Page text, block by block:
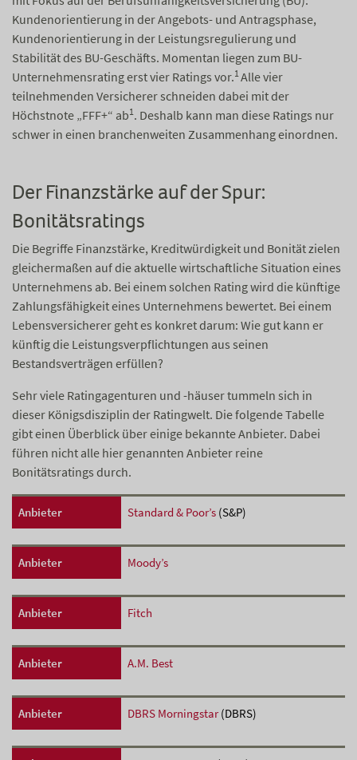
Kundenorientierung in der Angebots- und Antragsphase,
Kundenorientierung in der Leistungsregulierung und
Stabilität des BU-Geschäfts. Momentan liegen zum BU-
Unternehmensrating erst vier Ratings vor.1Alle vier
teilnehmenden Versicherer schneiden dabei mit der
Höchstnote „FFF+“ ab1. Deshalb kann man diese Ratings nur
schwer in einen branchenweiten Zusammenhang einordnen.
Der Finanzstärke auf der Spur:
Bonitätsratings
Die Begriffe Finanzstärke, Kreditwürdigkeit und Bonität zielen
gleichermaßen auf die aktuelle wirtschaftliche Situation eines
Unternehmens ab. Bei einem solchen Rating wird die künftige
Zahlungsfähigkeit eines Unternehmens bewertet. Bei einem
Lebensversicherer geht es konkret darum: Wie gut kann er
künftig die Leistungsverpflichtungen aus seinen
Bestandsverträgen erfüllen?
Sehr viele Ratingagenturen und -häuser tummeln sich in
dieser Königsdisziplin der Ratingwelt. Die folgende Tabelle
gibt einen Überblick über einige bekannte Anbieter. Dabei
führen nicht alle hier genannten Anbieter reine
Bonitätsratings durch.
Anbieter Standard & Poor’s (S&P)
Anbieter Moody’s
Anbieter Fitch
Anbieter A.M. Best
Anbieter DBRS Morningstar(DBRS)